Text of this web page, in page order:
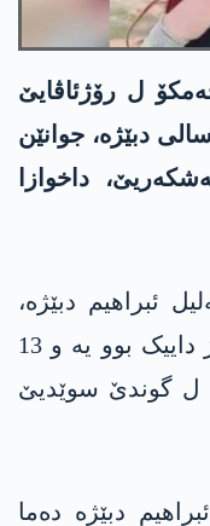
ل رۆژئاڤایێ
کوردستانێ مالباتا زارۆکەک 13 سالی دبێژە، جوانێن
داخوازا
ئبراھیم دبێژە،
کەچا وان کو د سالا 2009ێ دا ژ داییک بوو یە و 13
ل گوندێ سوێدیێ
دبێژە دەما